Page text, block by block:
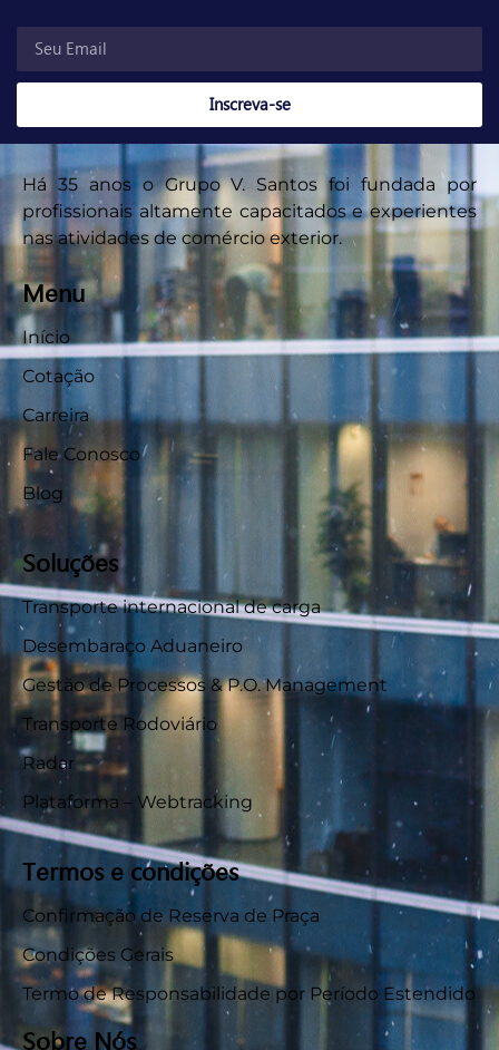
Inscreva-se
Há 35 anos o Grupo V. Santos foi fundada por
profissionais altamente capacitados e experientes
nas atividades de comércio exterior.
Menu
Início
Cotação
Carreira
Fale Conosco
Blog
Soluções
Transporte internacional de carga
Desembaraço Aduaneiro
Gestão de Processos & P.O. Management
Transporte Rodoviário
Radar
Plataforma – Webtracking
Termos e condições
Confirmação de Reserva de Praça
Condições Gerais
Termo de Responsabilidade por Período Estendido
Sobre Nós